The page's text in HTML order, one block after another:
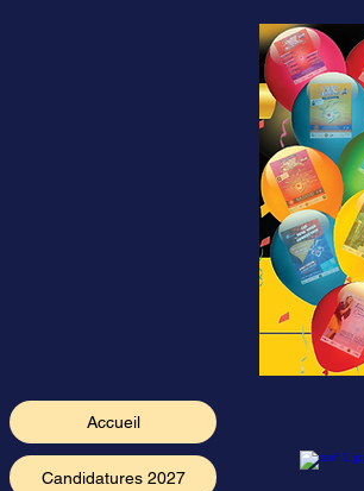
Accueil
Candidatures 2027